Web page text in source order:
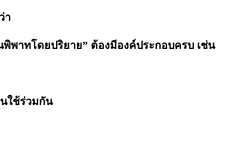
า
พาทโดยปริยาย” ต้องมีองค์ประกอบครบ เช่น
ใช้ร่วมกัน